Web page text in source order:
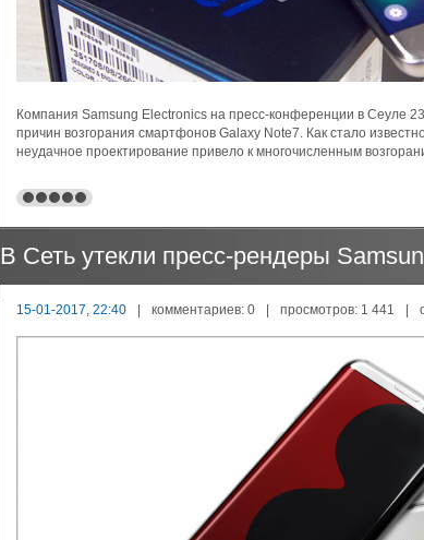
Компания Samsung Electronics на пресс-конференции в Сеуле
причин возгорания смартфонов Galaxy Note7. Как стало
неудачное проектирование привело к многочисленным
В Сеть утекли пресс-рендеры
15-01-2017, 22:40 | комментариев: 0 | просмотров: 1 441 |